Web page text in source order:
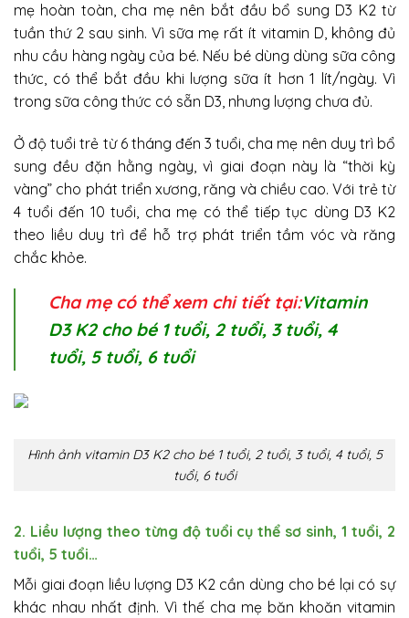
mẹ hoàn toàn, cha mẹ nên bắt đầu bổ sung D3 K2 từ
tuần thứ 2 sau sinh. Vì sữa mẹ rất ít vitamin D, không đủ
nhu cầu hàng ngày của bé. Nếu bé dùng dùng sữa công
thức, có thể bắt đầu khi lượng sữa ít hơn 1 lít/ngày. Vì
trong sữa công thức có sẵn D3, nhưng lượng chưa đủ.
Ở độ tuổi trẻ từ 6 tháng đến 3 tuổi, cha mẹ nên duy trì bổ
sung đều đặn hằng ngày, vì giai đoạn này là “thời kỳ
vàng” cho phát triển xương, răng và chiều cao. Với trẻ từ
4 tuổi đến 10 tuổi, cha mẹ có thể tiếp tục dùng D3 K2
theo liều duy trì để hỗ trợ phát triển tầm vóc và răng
chắc khỏe.
Cha mẹ có thể xem chi tiết tại:Vitamin
D3 K2 cho bé 1 tuổi, 2 tuổi, 3 tuổi, 4
tuổi, 5 tuổi, 6 tuổi
Hình ảnh vitamin D3 K2 cho bé 1 tuổi, 2 tuổi, 3 tuổi, 4 tuổi, 5
tuổi, 6 tuổi
2. Liều lượng theo từng độ tuổi cụ thể sơ sinh, 1 tuổi, 2
tuổi, 5 tuổi…
Mỗi giai đoạn liều lượng D3 K2 cần dùng cho bé lại có sự
khác nhau nhất định. Vì thế cha mẹ băn khoăn vitamin